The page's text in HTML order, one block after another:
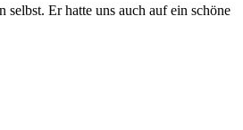
Er hatte uns auch auf ein schöne